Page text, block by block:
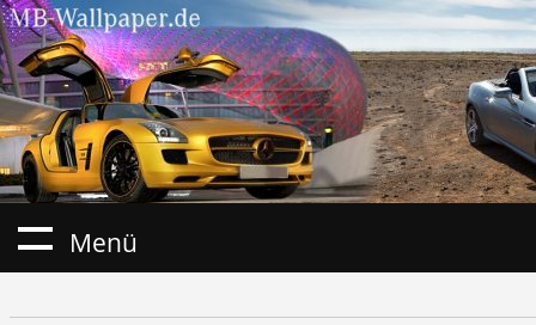
Menü